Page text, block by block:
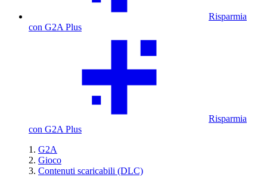
Risparmia
con G2A Plus
Risparmia
con G2A Plus
G2A
Gioco
Contenuti scaricabili (DLC)